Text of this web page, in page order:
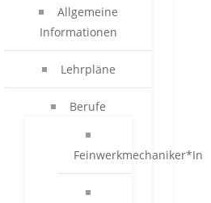
Allgemeine
Informationen
Lehrpläne
Berufe
Feinwerkmechaniker*In